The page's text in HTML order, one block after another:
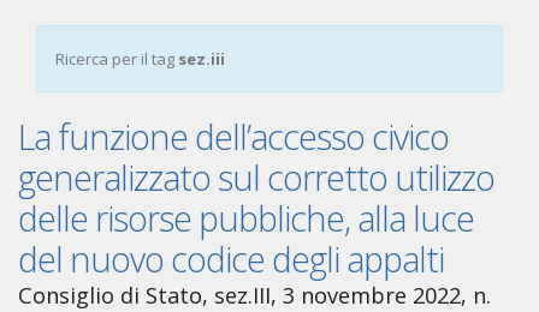
Ricerca per il tag sez.iii
La funzione dell’accesso civico
generalizzato sul corretto utilizzo
delle risorse pubbliche, alla luce
del nuovo codice degli appalti
Consiglio di Stato, sez.III, 3 novembre 2022, n.